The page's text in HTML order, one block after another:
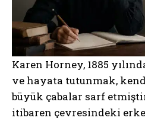
Karen Horney, 1885
ve hayata tutunmak,
büyük çabalar sarf
itibaren çevresindeki